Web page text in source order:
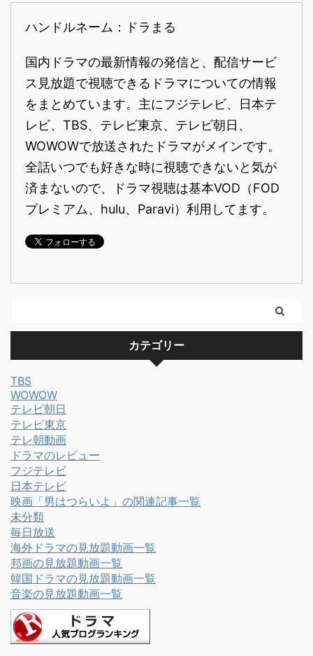
ハンドルネーム：ドラまる
国内ドラマの最新情報の発信と、配信サービ
ス見放題で視聴できるドラマについての情報
をまとめています。主にフジテレビ、日本テ
レビ、TBS、テレビ東京、テレビ朝日、
WOWOWで放送されたドラマがメインです。
全話いつでも好きな時に視聴できないと気が
済まないので、ドラマ視聴は基本VOD（FOD
プレミアム、hulu、Paravi）利用してます。
カテゴリー
TBS
WOWOW
テレビ朝日
テレビ東京
テレ朝動画
ドラマのレビュー
フジテレビ
日本テレビ
映画「男はつらいよ」の関連記事一覧
未分類
毎日放送
海外ドラマの見放題動画一覧
邦画の見放題動画一覧
韓国ドラマの見放題動画一覧
音楽の見放題動画一覧